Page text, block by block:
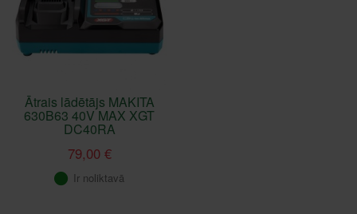
Ātrais lādētājs MAKITA
630B63 40V MAX XGT
DC40RA
79,00 €
Ir noliktavā